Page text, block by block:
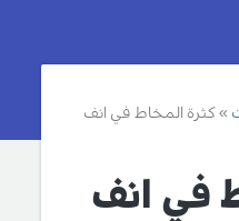
كثرة المخاط في انف
في انف